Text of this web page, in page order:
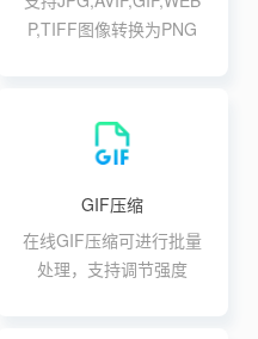
P,TIFF图像转换为PNG
GIF压缩
在线GIF压缩可进行批量
处理，支持调节强度